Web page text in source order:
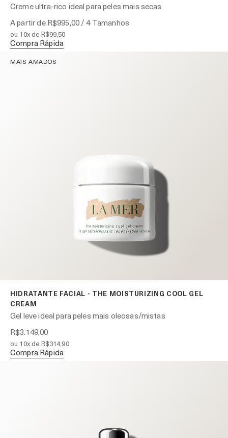
Creme ultra-rico ideal para peles mais secas
A partir deR$995,00/ 4 Tamanhos
ou 10x de R$99,50
Compra Rápida
MAIS AMADOS
HIDRATANTE FACIAL - THE MOISTURIZING COOL GEL
CREAM
Gel leve ideal para peles mais oleosas/mistas
R$3.149,00
ou 10x de R$314,90
Compra Rápida